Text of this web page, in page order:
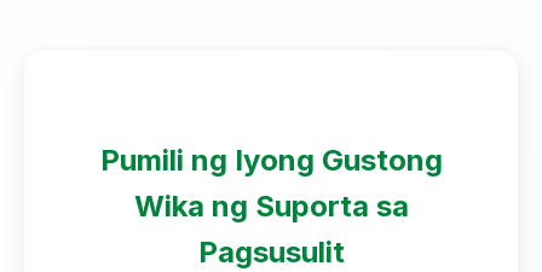
Pumili ng Iyong Gustong
Wika ng Suporta sa
Pagsusulit